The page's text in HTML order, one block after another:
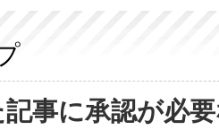
事に承認が必